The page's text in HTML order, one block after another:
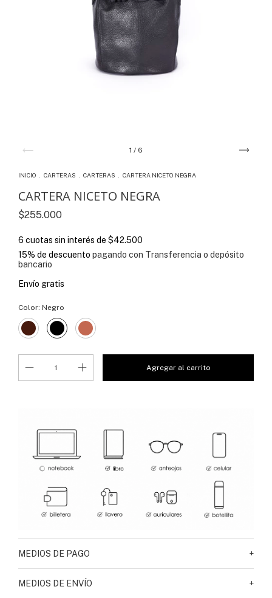
1 / 6
INICIO CARTERAS CARTERAS CARTERA NICETO NEGRA
CARTERA NICETO NEGRA
$255.000
6 cuotas sin interés de $42.500
15% de descuento pagando con Transferencia o depósito
bancario
Envío gratis
Color: Negro
MEDIOS DE PAGO +
MEDIOS DE ENVÍO +